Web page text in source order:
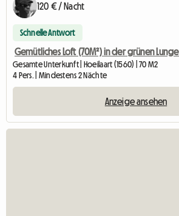
120 € / Nacht
Schnelle Antwort
Gesamte Unterkunft | Hoeilaart (1560) | 70 M2
4 Pers. | Mindestens 2 Nächte
Anzeige ansehen